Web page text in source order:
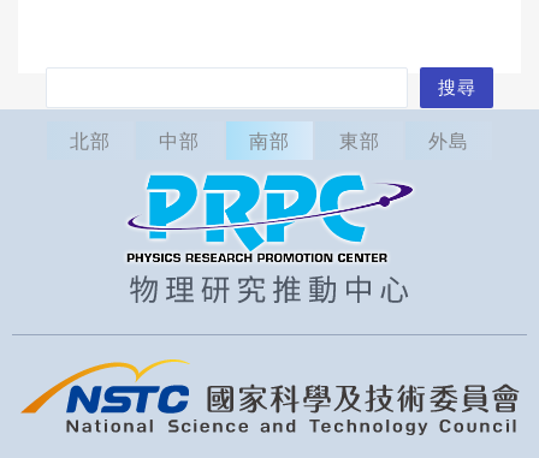
搜尋
北部 中部 南部 東部 外島